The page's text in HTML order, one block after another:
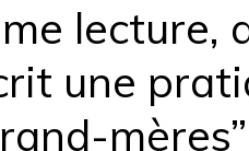
lecture,
une